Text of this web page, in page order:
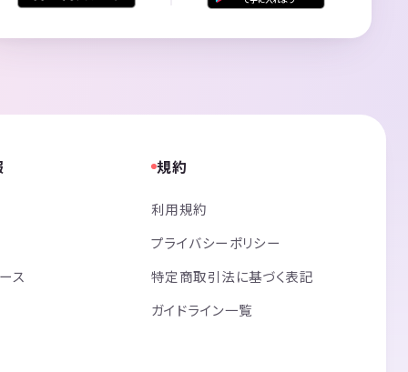
ス
規約
利用規約
プライバシーポリシー
特定商取引法に基づく表記
ガイドライン一覧